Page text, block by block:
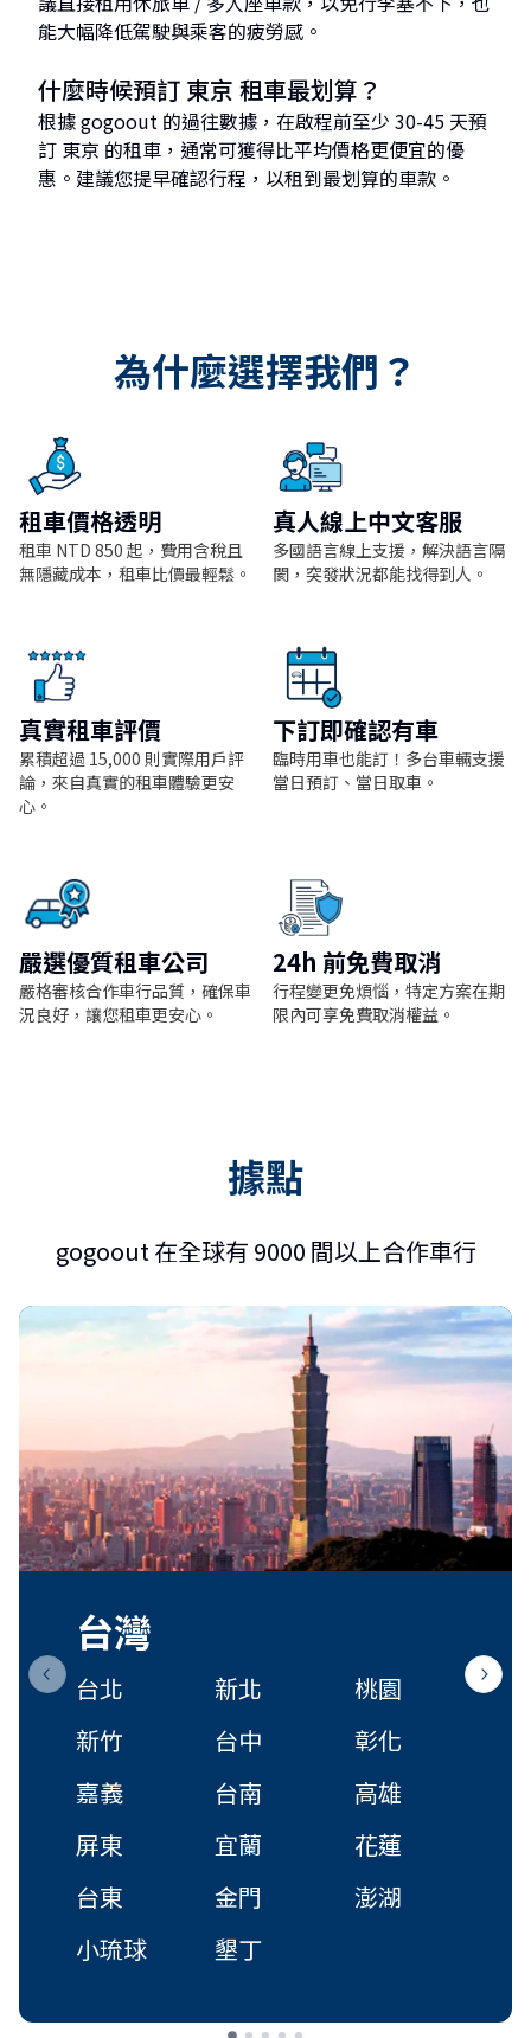
能大幅降低駕駛與乘客的疲勞感。
什麼時候預訂 東京 租車最划算？
根據 gogoout 的過往數據，在啟程前至少 30-45 天預
訂 東京 的租車，通常可獲得比平均價格更便宜的優
惠。建議您提早確認行程，以租到最划算的車款。
為什麼選擇我們？
租車價格透明
租車 NTD 850 起，費用含稅且
無隱藏成本，租車比價最輕鬆。
真人線上中文客服
多國語言線上支援，解決語言隔
閡，突發狀況都能找得到人。
真實租車評價
累積超過 15,000 則實際用戶評
論，來自真實的租車體驗更安
心。
下訂即確認有車
臨時用車也能訂！多台車輛支援
當日預訂、當日取車。
嚴選優質租車公司
嚴格審核合作車行品質，確保車
況良好，讓您租車更安心。
24h 前免費取消
行程變更免煩惱，特定方案在期
限內可享免費取消權益。
據點
gogoout 在全球有 9000 間以上合作車行
台灣
台北 新北
桃園
新竹
台中
彰化
嘉義
台南
高雄
屏東
宜蘭
花蓮
台東
金門
澎湖
小琉球
墾丁
Previous slide Next